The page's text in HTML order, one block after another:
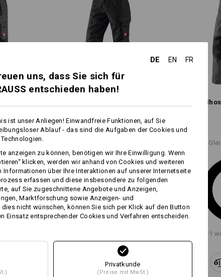
Klicken Sie auf den Button "Datenblatt" für weitere
Datenblatt
Personalisierung:
Selbst gestalten
mehr
1 / 3
19
+1
DE EN FR
uns, dass Sie sich für
entschieden haben!
ist unser Anliegen! Einwandfreie Funktionen, auf Sie
Ablauf - das sind die Aufgaben der Cookies und
anzeigen zu können, benötigen wir Ihre Einwilligung. Wenn
klicken, werden wir anhand von Cookies und weiteren
Informationen über Ihre Interaktionen auf unserer Internetseite
erfassen und diese insbesondere zu folgenden
auf Sie zugeschnittene Angebote und Anzeigen,
Marktforschung sowie Anzeigen- und
nicht wünschen, können Sie sich per Klick auf den Button
Einsatz entsprechender Cookies und Verfahren entscheiden.
Privatkunde
(Preise mit MwSt.)